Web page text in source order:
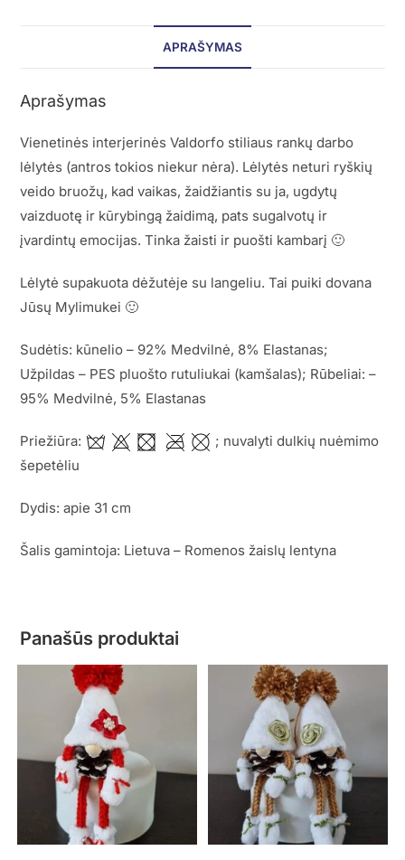
APRAŠYMAS
Aprašymas
Vienetinės interjerinės Valdorfo stiliaus rankų darbo
lėlytės (antros tokios niekur nėra). Lėlytės neturi ryškių
veido bruožų, kad vaikas, žaidžiantis su ja, ugdytų
vaizduotę ir kūrybingą žaidimą, pats sugalvotų ir
įvardintų emocijas. Tinka žaisti ir puošti kambarį 🙂
Lėlytė supakuota dėžutėje su langeliu. Tai puiki dovana
Jūsų Mylimukei 🙂
Sudėtis: kūnelio – 92% Medvilnė, 8% Elastanas;
Užpildas – PES pluošto rutuliukai (kamšalas); Rūbeliai: –
95% Medvilnė, 5% Elastanas
Priežiūra:
; nuvalyti dulkių nuėmimo
šepetėliu
Dydis: apie 31 cm
Šalis gamintoja: Lietuva – Romenos žaislų lentyna
Panašūs produktai